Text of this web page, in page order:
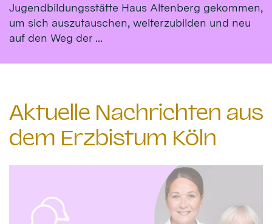
Jugendbildungsstätte Haus Altenberg gekommen,
um sich auszutauschen, weiterzubilden und neu
auf den Weg der ...
Aktuelle Nachrichten aus
dem Erzbistum Köln